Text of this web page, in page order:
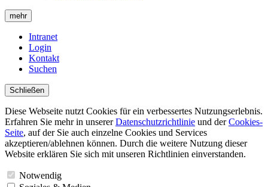
mehr
Intranet
Login
Kontakt
Suchen
Schließen
Diese Webseite nutzt Cookies für ein verbessertes Nutzungserlebnis.
Erfahren Sie mehr in unsererDatenschutzrichtlinie und derCookies-
Seite, auf der Sie auch einzelne Cookies und Services
akzeptieren/ablehnen können. Durch die weitere Nutzung dieser
Website erklären Sie sich mit unseren Richtlinien einverstanden.
Notwendig